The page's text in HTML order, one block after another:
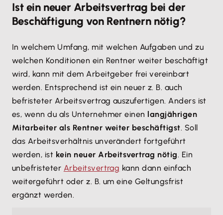
Ist ein neuer Arbeitsvertrag bei der
Beschäftigung von Rentnern nötig?
In welchem Umfang, mit welchen Aufgaben und zu
welchen Konditionen ein Rentner weiter beschäftigt
wird, kann mit dem Arbeitgeber frei vereinbart
werden. Entsprechend ist ein neuer z. B. auch
befristeter Arbeitsvertrag auszufertigen. Anders ist
es, wenn du als Unternehmer einen langjährigen
Mitarbeiter als Rentner weiter beschäftigst. Soll
das Arbeitsverhältnis unverändert fortgeführt
werden, ist kein neuer Arbeitsvertrag nötig. Ein
unbefristeter Arbeitsvertrag kann dann einfach
weitergeführt oder z. B. um eine Geltungsfrist
ergänzt werden.